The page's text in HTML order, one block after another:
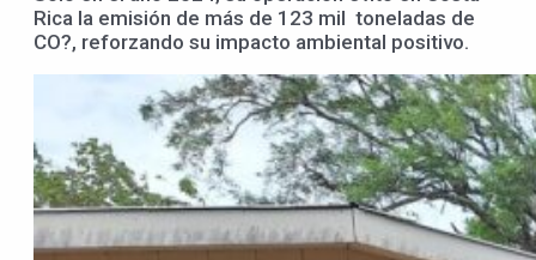
Rica la emisión de más de 123 mil toneladas de
CO?, reforzando su impacto ambiental positivo.